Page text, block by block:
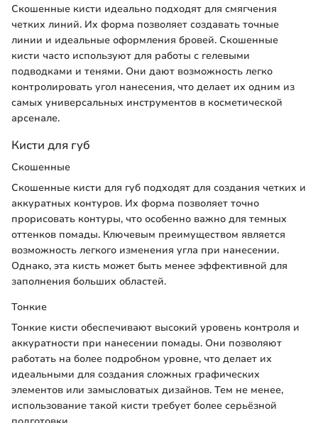
Скошенные кисти идеально подходят для смягчения
четких линий. Их форма позволяет создавать точные
линии и идеальные оформления бровей. Скошенные
кисти часто используют для работы с гелевыми
подводками и тенями. Они дают возможность легко
контролировать угол нанесения, что делает их одним из
самых универсальных инструментов в косметической
арсенале.
Кисти для губ
Скошенные
Скошенные кисти для губ подходят для создания четких и
аккуратных контуров. Их форма позволяет точно
прорисовать контуры, что особенно важно для темных
оттенков помады. Ключевым преимуществом является
возможность легкого изменения угла при нанесении.
Однако, эта кисть может быть менее эффективной для
заполнения больших областей.
Тонкие
Тонкие кисти обеспечивают высокий уровень контроля и
аккуратности при нанесении помады. Они позволяют
работать на более подробном уровне, что делает их
идеальными для создания сложных графических
элементов или замысловатых дизайнов. Тем не менее,
использование такой кисти требует более серьёзной